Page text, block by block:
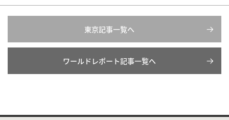
東京記事一覧へ
ワールドレポート記事一覧へ